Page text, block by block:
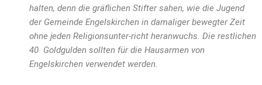
halten, denn die gräflichen Stifter sahen, wie die Jugend
der Gemeinde Engelskirchen in damaliger bewegter Zeit
ohne jeden Religionsunter-richt heranwuchs. Die restlichen
40 Goldgulden sollten für die Hausarmen von
Engelskirchen verwendet werden.